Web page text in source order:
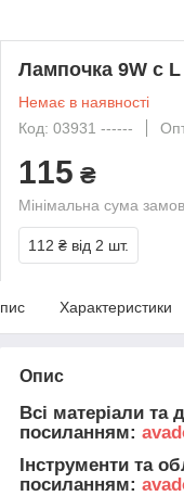
Лампочка 9W c
Немає в наявності
Код: 03931 ------
115 ₴
Мінімальна сума
112 ₴ від 2 шт.
Характеристики
Опис
Всі матеріали та
посиланням:
Інструменти та
посиланням: